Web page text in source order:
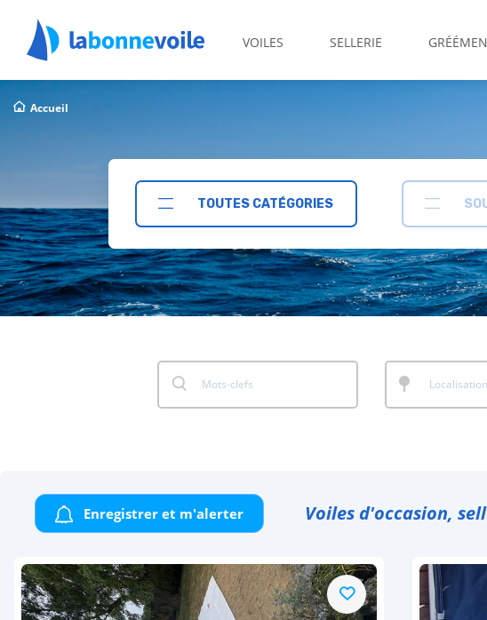
VOILES SELLERIE
Accueil
TOUTES CATÉGORIES
Voiles d'occasion,
Enregistrer et m'alerter